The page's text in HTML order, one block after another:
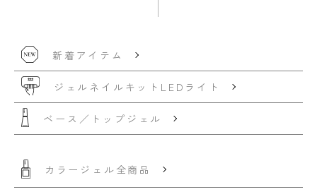
新着アイテム
ジェルネイルキット LEDライト
ベース／トップジェル
カラージェル全商品